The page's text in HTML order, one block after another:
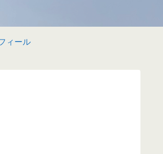
ィール